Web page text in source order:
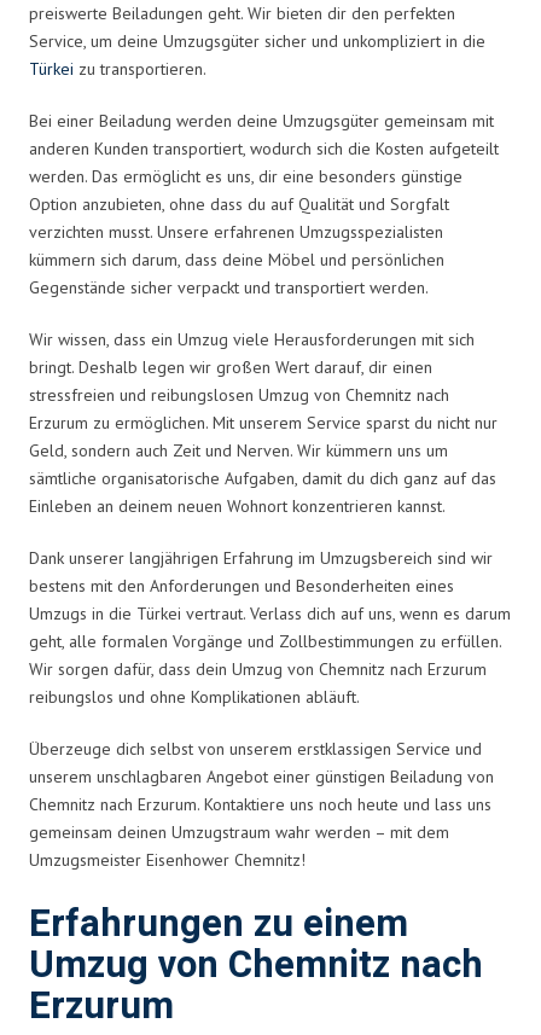
preiswerte Beiladungen geht. Wir bieten dir den perfekten
Service, um deine Umzugsgüter sicher und unkompliziert in die
Türkei zu transportieren.
Bei einer Beiladung werden deine Umzugsgüter gemeinsam mit
anderen Kunden transportiert, wodurch sich die Kosten aufgeteilt
werden. Das ermöglicht es uns, dir eine besonders günstige
Option anzubieten, ohne dass du auf Qualität und Sorgfalt
verzichten musst. Unsere erfahrenen Umzugsspezialisten
kümmern sich darum, dass deine Möbel und persönlichen
Gegenstände sicher verpackt und transportiert werden.
Wir wissen, dass ein Umzug viele Herausforderungen mit sich
bringt. Deshalb legen wir großen Wert darauf, dir einen
stressfreien und reibungslosen Umzug von Chemnitz nach
Erzurum zu ermöglichen. Mit unserem Service sparst du nicht nur
Geld, sondern auch Zeit und Nerven. Wir kümmern uns um
sämtliche organisatorische Aufgaben, damit du dich ganz auf das
Einleben an deinem neuen Wohnort konzentrieren kannst.
Dank unserer langjährigen Erfahrung im Umzugsbereich sind wir
bestens mit den Anforderungen und Besonderheiten eines
Umzugs in die Türkei vertraut. Verlass dich auf uns, wenn es darum
geht, alle formalen Vorgänge und Zollbestimmungen zu erfüllen.
Wir sorgen dafür, dass dein Umzug von Chemnitz nach Erzurum
reibungslos und ohne Komplikationen abläuft.
Überzeuge dich selbst von unserem erstklassigen Service und
unserem unschlagbaren Angebot einer günstigen Beiladung von
Chemnitz nach Erzurum. Kontaktiere uns noch heute und lass uns
gemeinsam deinen Umzugstraum wahr werden – mit dem
Umzugsmeister Eisenhower Chemnitz!
Erfahrungen zu einem
Umzug von Chemnitz nach
Erzurum